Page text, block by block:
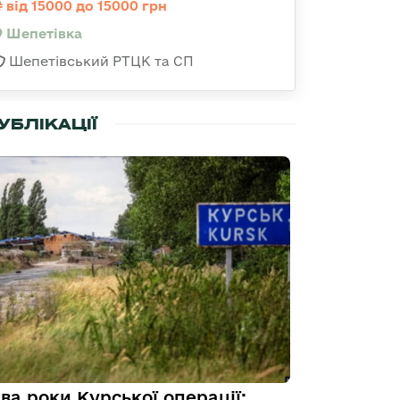
від 15000 до 15000 грн
Шепетівка
Шепетівський РТЦК та СП